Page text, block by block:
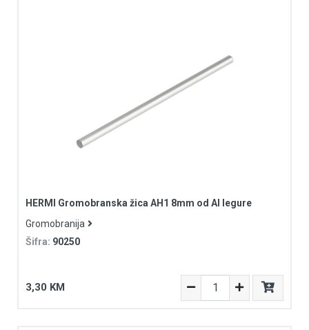
HERMI Gromobranska žica AH1 8mm od Al legure
Gromobranija
Šifra: 90250
3,30 KM